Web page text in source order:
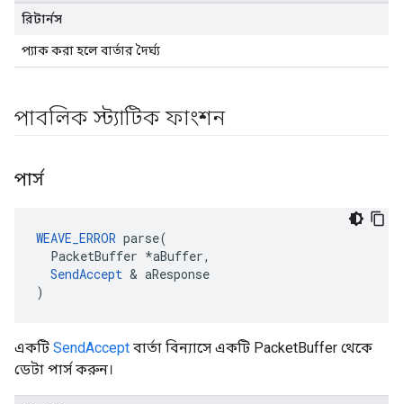
রিটার্নস
প্যাক করা হলে বার্তার দৈর্ঘ্য
পাবলিক স্ট্যাটিক ফাংশন
পার্স
WEAVE_ERROR parse(
  PacketBuffer *aBuffer,
SendAccept & aResponse
)
একটি SendAccept বার্তা বিন্যাসে একটি PacketBuffer থেকে
ডেটা পার্স করুন।